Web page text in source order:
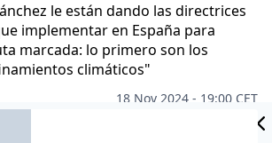
le están dando las directrices
implementar en España para
marcada: lo primero son los
climáticos"
18 Nov 2024 - 19:00 CET